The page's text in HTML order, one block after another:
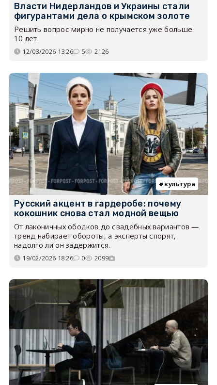
Власти Нидерландов и Украины стали
фигурантами дела о крымском золоте
Решить вопрос мирно не получается уже больше
10 лет.
12/03/2026 13:26 5 2126
культура
Русский акцент в гардеробе: почему
кокошник снова стал модной вещью
От лаконичных ободков до свадебных вариантов —
тренд набирает обороты, а эксперты спорят,
надолго ли он задержится.
19/02/2026 18:26 0 2099